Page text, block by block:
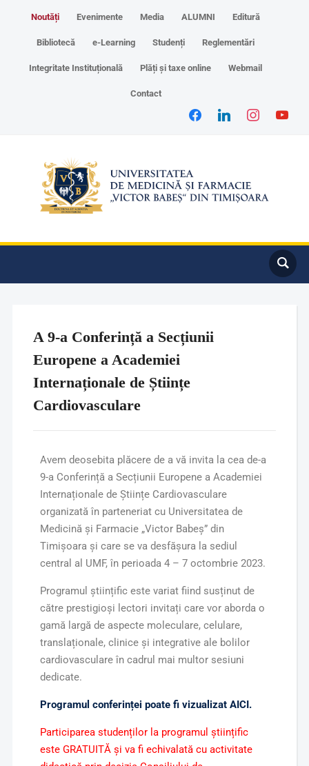
Noutăți Evenimente Media ALUMNI Editură
Bibliotecă e-Learning Studenți Reglementări
Integritate Instituțională Plăți și taxe online Webmail
Contact
A 9-a Conferință a Secțiunii
Europene a Academiei
Internaționale de Științe
Cardiovasculare
Avem deosebita plăcere de a vă invita la cea de-a
9-a Conferință a Secțiunii Europene a Academiei
Internaționale de Științe Cardiovasculare
organizată în parteneriat cu Universitatea de
Medicină și Farmacie „Victor Babeș” din
Timișoara și care se va desfășura la sediul
central al UMF, în perioada 4 – 7 octombrie 2023.
Programul științific este variat fiind susținut de
către prestigioși lectori invitați care vor aborda o
gamă largă de aspecte moleculare, celulare,
translaționale, clinice și integrative ale bolilor
cardiovasculare în cadrul mai multor sesiuni
dedicate.
Programul conferinței poate fi vizualizat AICI.
Participarea studenților la programul științific
este GRATUITĂ și va fi echivalată cu activitate